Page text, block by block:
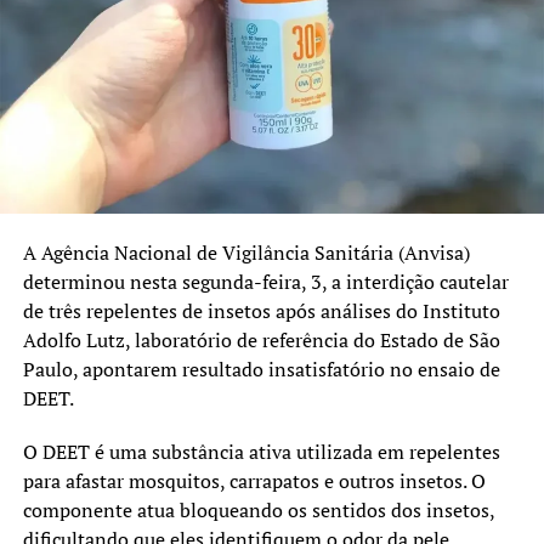
outros ainda apresentam índices abaixo dos 95%
recomendados.
No Rio Grande do Sul, as coberturas registradas em 2025
Pentavalente: 91%
Pneumocócica: 96%
Tríplice Viral: 95%
HPV e sarampo recebem atenção especial
Além da atualização das vacinas de rotina, a campanha
HPV e o sarampo.
O prazo da estratégia extraordinária de vacinação contra
A Agência Nacional de Vigilância Sanitária (Anvisa)
determinou nesta segunda-feira, 3, a interdição cautelar
de três repelentes de insetos após análises do Instituto
Adolfo Lutz, laboratório de referência do Estado de São
Paulo, apontarem resultado insatisfatório no ensaio de
DEET.
O DEET é uma substância ativa utilizada em repelentes
para afastar mosquitos, carrapatos e outros insetos. O
componente atua bloqueando os sentidos dos insetos,